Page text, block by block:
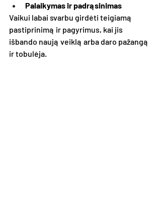
Palaikymas ir padrąsinimas
Vaikui labai svarbu girdėti teigiamą
pastiprinimą ir pagyrimus, kai jis
išbando naują veiklą arba daro pažangą
ir tobulėja.